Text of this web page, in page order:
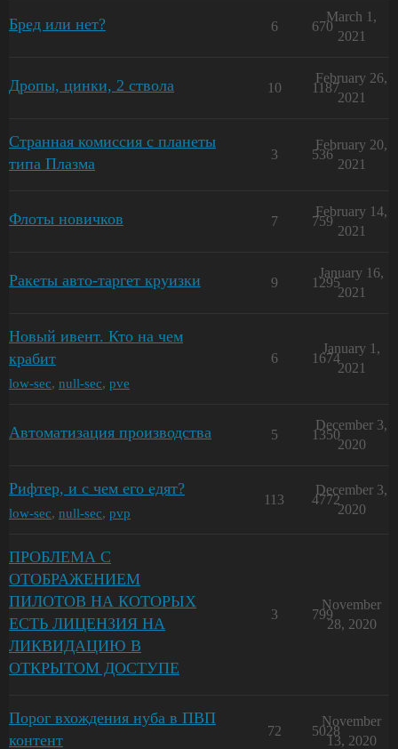
Бред или нет? 6 670
March 1,
2021
Дропы, цинки, 2 ствола 10 1187
February 26,
2021
Странная комиссия с планеты
типа Плазма
3 536
February 20,
2021
Флоты новичков 7 759
February 14,
2021
Ракеты авто-таргет круизки 9 1295
January 16,
2021
Новый ивент. Кто на чем
крабит
low-sec, null-sec, pve
6 1674
January 1,
2021
Автоматизация производства 5 1350
December 3,
2020
Рифтер, и с чем его едят?
low-sec, null-sec, pvp
113 4772
December 3,
2020
ПРОБЛЕМА С
ОТОБРАЖЕНИЕМ
ПИЛОТОВ НА КОТОРЫХ
ЕСТЬ ЛИЦЕНЗИЯ НА
ЛИКВИДАЦИЮ В
ОТКРЫТОМ ДОСТУПЕ
3 799
November
28, 2020
Порог вхождения нуба в ПВП
контент
72 5028
November
13, 2020